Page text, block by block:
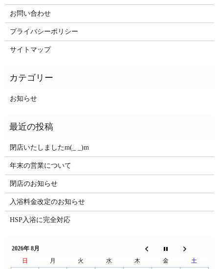
お問い合わせ
プライバシーポリシー
サイトマップ
お知らせ
閉店いたしましたm(_ _)m
年末の営業について
閉店のお知らせ
入浴料金改定のお知らせ
HSP入浴に完全対応
2026年 8月
日
月 火 水 木 金 土